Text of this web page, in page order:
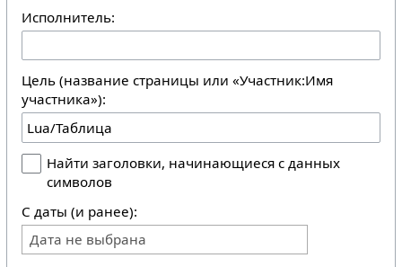
Исполнитель:
Цель (название страницы или «Участник:Имя
участника»):
Найти заголовки, начинающиеся с данных
символов
С даты (и ранее):
Дата не выбрана